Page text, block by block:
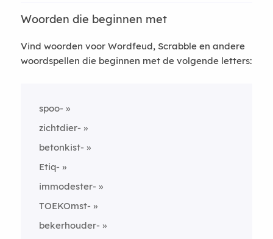
Woorden die beginnen met
Vind woorden voor Wordfeud, Scrabble en andere
woordspellen die beginnen met de volgende letters:
spoo-
zichtdier-
betonkist-
Etiq-
immodester-
TOEKOmst-
bekerhouder-